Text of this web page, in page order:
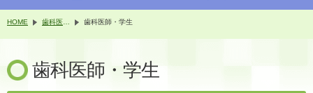
HOME 歯科医師・学生
歯科医師・学生